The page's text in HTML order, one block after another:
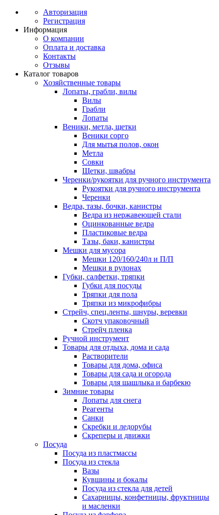
Авторизация
Регистрация
Информация
О компании
Оплата и доставка
Контакты
Отзывы
Каталог товаров
Хозяйственные товары
Лопаты, грабли, вилы
Вилы
Грабли
Лопаты
Веники, метла, щетки
Веники сорго
Для мытья полов, окон
Метла
Совки
Щетки, швабры
Черенки/рукоятки для ручного инструмента
Рукоятки для ручного инструмента
Черенки
Ведра, тазы, бочки, канистры
Ведра из нержавеющей стали
Оцинкованные ведра
Пластиковые ведра
Тазы, баки, канистры
Мешки для мусора
Мешки 120/160/240л и П/П
Мешки в рулонах
Губки, салфетки, тряпки
Губки для посуды
Тряпки для пола
Тряпки из микрофибры
Стрейч, спец.ленты, шнуры, веревки
Скотч упаковочный
Стрейч пленка
Ручной инструмент
Товары для отдыха, дома и сада
Растворители
Товары для дома, офиса
Товары для сада и огорода
Товары для шашлыка и барбекю
Зимние товары
Лопаты для снега
Реагенты
Санки
Скребки и ледорубы
Скреперы и движки
Посуда
Посуда из пластмассы
Посуда из стекла
Вазы
Кувшины и бокалы
Посуда из стекла для детей
Сахарницы, конфетницы, фруктницы
и масленки